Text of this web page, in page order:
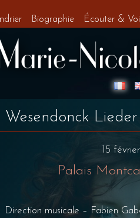
Wesendonck
15
Palais
Direction musicale – Fabien
Biographie Écouter &